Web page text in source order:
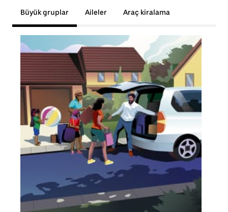
Büyük gruplar Aileler Araç kiralama